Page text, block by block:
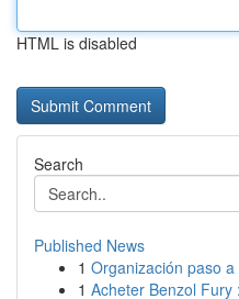
HTML is disabled
Search
Published News
1 Organización paso
1 Acheter Benzol Fury